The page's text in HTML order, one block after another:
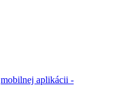
mobilnej aplikácii -